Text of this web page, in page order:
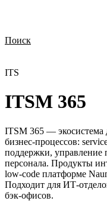
Поиск
ITS
ITSM 365
ITSM 365 — экосистема
бизнес-процессов:
поддержки, управление
персонала. Продукты
low-code платформе
Подходит для ИТ-
бэк-офисов.